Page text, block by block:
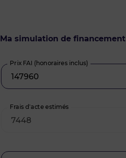
Ma simulation de financement
Prix FAI (honoraires inclus)
Frais d’acte estimés